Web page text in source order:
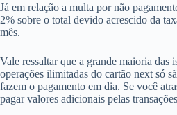
Já em relação a multa por não
2% sobre o total devido acrescido da
mês.
Vale ressaltar que a grande maioria das
operações ilimitadas do cartão next só
fazem o pagamento em dia. Se você
pagar valores adicionais pelas